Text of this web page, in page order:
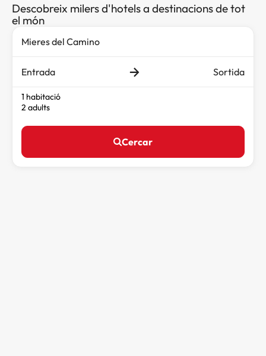
Descobreix milers d'hotels a destinacions de tot
el món
Entrada Sortida
1 habitació
2 adults
Cercar